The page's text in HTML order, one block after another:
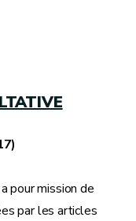
pour mission de
par les articles